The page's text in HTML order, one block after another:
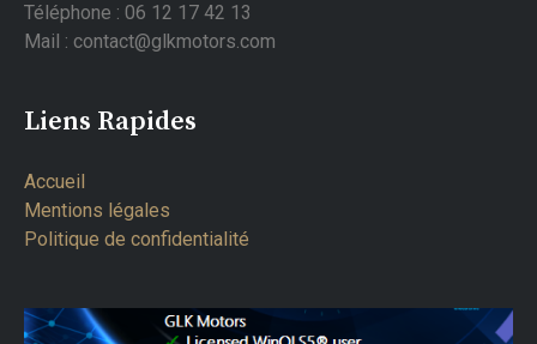
Téléphone : 06 12 17 42 13
Mail : contact@glkmotors.com
Liens Rapides
Accueil
Mentions légales
Politique de confidentialité